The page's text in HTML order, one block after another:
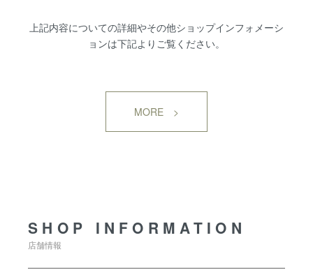
上記内容についての詳細やその他ショップインフォメーシ
ョンは下記よりご覧ください。
MORE >
SHOP INFORMATION
店舗情報